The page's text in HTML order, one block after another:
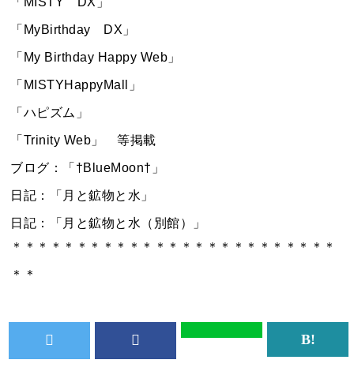
「MyBirthday DX」
「My Birthday Happy Web」
「MISTYHappyMall」
「ハピズム」
「Trinity Web」 等掲載
ブログ：「†BlueMoon†」
日記：「月と鉱物と水」
日記：「月と鉱物と水（別館）」
＊＊＊＊＊＊＊＊＊＊＊＊＊＊＊＊＊＊＊＊＊＊＊＊＊
＊＊